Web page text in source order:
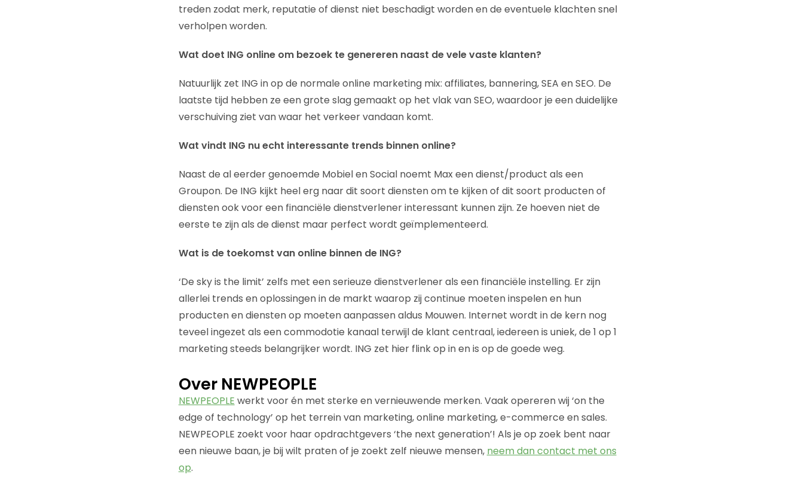
treden zodat merk, reputatie of dienst niet beschadigt worden en de eventuele klachten snel
verholpen worden.
Wat doet ING online om bezoek te genereren naast de vele vaste klanten?
Natuurlijk zet ING in op de normale online marketing mix: affiliates, bannering, SEA en SEO. De
laatste tijd hebben ze een grote slag gemaakt op het vlak van SEO, waardoor je een duidelijke
verschuiving ziet van waar het verkeer vandaan komt.
Wat vindt ING nu echt interessante trends binnen online?
Naast de al eerder genoemde Mobiel en Social noemt Max een dienst/product als een
Groupon. De ING kijkt heel erg naar dit soort diensten om te kijken of dit soort producten of
diensten ook voor een financiële dienstverlener interessant kunnen zijn. Ze hoeven niet de
eerste te zijn als de dienst maar perfect wordt geïmplementeerd.
Wat is de toekomst van online binnen de ING?
‘De sky is the limit’ zelfs met een serieuze dienstverlener als een financiële instelling. Er zijn
allerlei trends en oplossingen in de markt waarop zij continue moeten inspelen en hun
producten en diensten op moeten aanpassen aldus Mouwen. Internet wordt in de kern nog
teveel ingezet als een commodotie kanaal terwijl de klant centraal, iedereen is uniek, de 1 op 1
marketing steeds belangrijker wordt. ING zet hier flink op in en is op de goede weg.
Over NEWPEOPLE
NEWPEOPLE werkt voor én met sterke en vernieuwende merken. Vaak opereren wij ‘on the
edge of technology’ op het terrein van marketing, online marketing, e-commerce en sales.
NEWPEOPLE zoekt voor haar opdrachtgevers ‘the next generation’! Als je op zoek bent naar
een nieuwe baan, je bij wilt praten of je zoekt zelf nieuwe mensen, neem dan contact met ons
op.